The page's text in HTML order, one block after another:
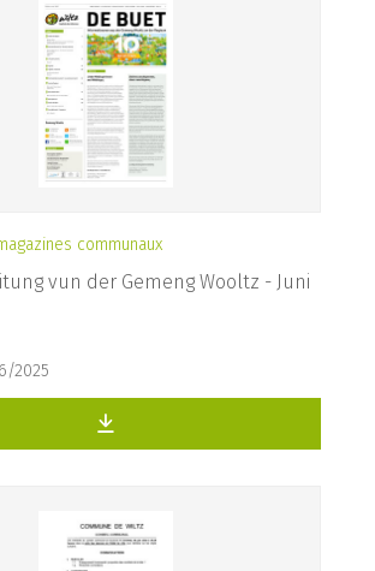
communaux
vun der Gemeng Wooltz - Juni
2025